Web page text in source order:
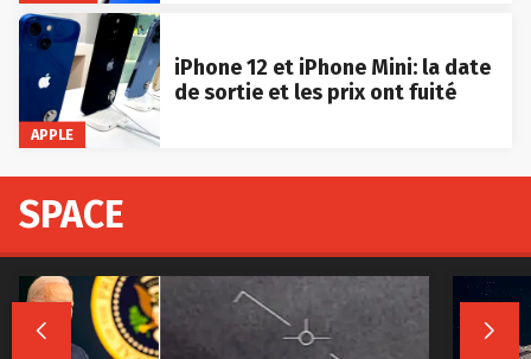
APPLE
iPhone 12 et iPhone Mini: la date
de sortie et les prix ont fuité
SPACE
 